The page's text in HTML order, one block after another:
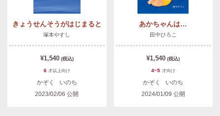
きょうせんそうがはじまると
塚本やすし
¥1,540 (税込)
6 才以上向け
かぞく
いのち
2023/02/06 公開
あかちゃんは…
田中ひろこ
¥1,540 (税込)
4~5 才向け
かぞく
いのち
2024/01/09 公開